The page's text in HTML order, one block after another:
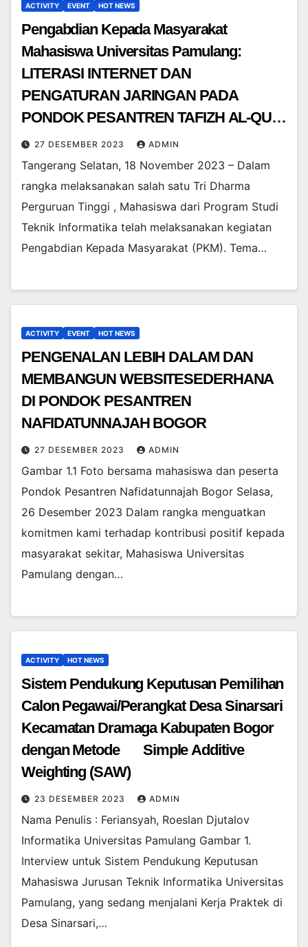
ACTIVITY EVENT HOT NEWS
Pengabdian Kepada Masyarakat
Mahasiswa Universitas Pamulang:
LITERASI INTERNET DAN
PENGATURAN JARINGAN PADA
PONDOK PESANTREN TAFIZH AL-QUR
‘AN DARUUL HIKMAH
27 DESEMBER 2023 ADMIN
Tangerang Selatan, 18 November 2023 – Dalam
rangka melaksanakan salah satu Tri Dharma
Perguruan Tinggi , Mahasiswa dari Program Studi
Teknik Informatika telah melaksanakan kegiatan
Pengabdian Kepada Masyarakat (PKM). Tema…
ACTIVITY EVENT HOT NEWS
PENGENALAN LEBIH DALAM DAN
MEMBANGUN WEBSITESEDERHANA
DI PONDOK PESANTREN
NAFIDATUNNAJAH BOGOR
27 DESEMBER 2023 ADMIN
Gambar 1.1 Foto bersama mahasiswa dan peserta
Pondok Pesantren Nafidatunnajah Bogor Selasa,
26 Desember 2023 Dalam rangka menguatkan
komitmen kami terhadap kontribusi positif kepada
masyarakat sekitar, Mahasiswa Universitas
Pamulang dengan…
ACTIVITY HOT NEWS
Sistem Pendukung Keputusan Pemilihan
Calon Pegawai/Perangkat Desa Sinarsari
Kecamatan Dramaga Kabupaten Bogor
dengan Metode Simple Additive
Weighting (SAW)
23 DESEMBER 2023 ADMIN
Nama Penulis : Feriansyah, Roeslan Djutalov
Informatika Universitas Pamulang Gambar 1.
Interview untuk Sistem Pendukung Keputusan
Mahasiswa Jurusan Teknik Informatika Universitas
Pamulang, yang sedang menjalani Kerja Praktek di
Desa Sinarsari,…